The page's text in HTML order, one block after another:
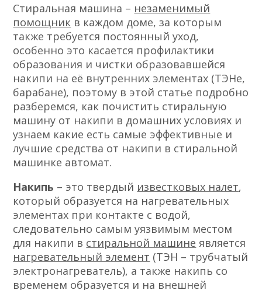
Стиральная машина – незаменимый
помощник в каждом доме, за которым
также требуется постоянный уход,
особенно это касается профилактики
образования и чистки образовавшейся
накипи на её внутренних элементах (ТЭНе,
барабане), поэтому в этой статье подробно
разберемся, как почистить стиральную
машину от накипи в домашних условиях и
узнаем какие есть самые эффективные и
лучшие средства от накипи в стиральной
машинке автомат.
Накипь – это твердый известковых налет,
который образуется на нагревательных
элементах при контакте с водой,
следовательно самым уязвимым местом
для накипи в стиральной машине является
нагревательный элемент (ТЭН – трубчатый
электронагреватель), а также накипь со
временем образуется и на внешней